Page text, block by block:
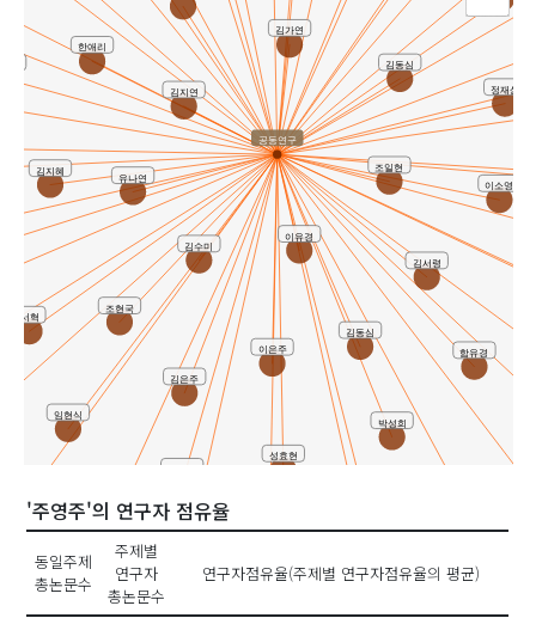
유나연
이은주
정재삼
한애리
조일현
강정진
신의경
김지혜
김동심
함유경
김동심
조현국
김가연
임현식
성효현
박성희
김서령
김지연
이소영
김수미
서혁
김은주
이유경
공동연구
'주영주'의 연구자 점유율
동일주제
총논문수
주제별
연구자
총논문수
연구자점유율(주제별 연구자점유율의 평균)